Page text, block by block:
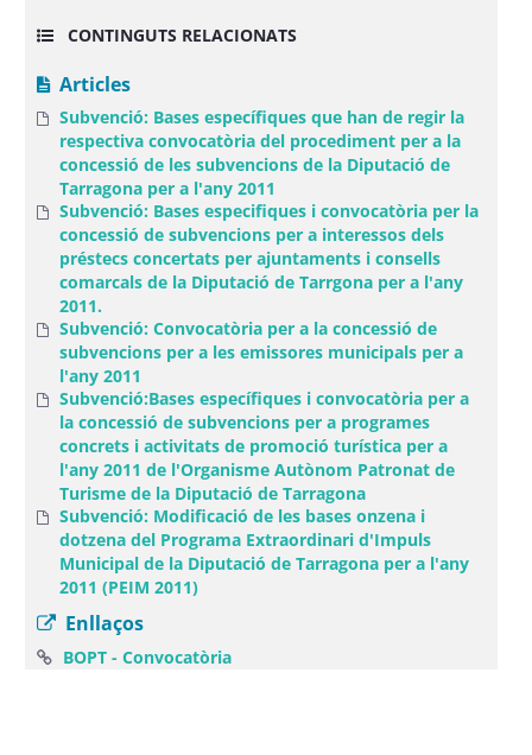
CONTINGUTS RELACIONATS
Articles
Subvenció: Bases específiques que han de regir la
respectiva convocatòria del procediment per a la
concessió de les subvencions de la Diputació de
Tarragona per a l'any 2011
Subvenció: Bases especifiques i convocatòria per la
concessió de subvencions per a interessos dels
préstecs concertats per ajuntaments i consells
comarcals de la Diputació de Tarrgona per a l'any
2011.
Subvenció: Convocatòria per a la concessió de
subvencions per a les emissores municipals per a
l'any 2011
Subvenció:Bases específiques i convocatòria per a
la concessió de subvencions per a programes
concrets i activitats de promoció turística per a
l'any 2011 de l'Organisme Autònom Patronat de
Turisme de la Diputació de Tarragona
Subvenció: Modificació de les bases onzena i
dotzena del Programa Extraordinari d'Impuls
Municipal de la Diputació de Tarragona per a l'any
2011 (PEIM 2011)
Enllaços
BOPT - Convocatòria(Obre una finestra nova)